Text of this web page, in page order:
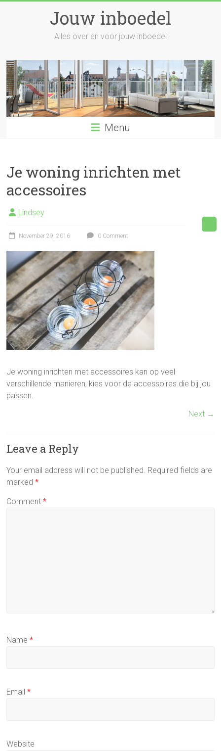
Jouw inboedel
Alles over en voor jouw inboedel
Menu
Je woning inrichten met
accessoires
Lindsey
November 29, 2016 0 Comment
Je woning inrichten met accessoires kan op veel
verschillende manieren, kies voor de accessoires die bij jou
passen.
Next →
Leave a Reply
Your email address will not be published. Required fields are
marked*
Comment*
Name*
Email*
Website